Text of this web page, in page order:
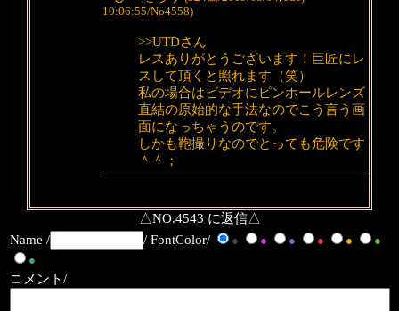
10:06:55/No4558)
>>UTDさん
レスありがとうございます！巨匠にレ
スして頂くと照れます（笑）
私の場合はビデオにピンホールレンズ
直結の原始的な手法なのでこう言う画
面になっちゃうのです。
しかも鞄撮りなのでとっても危険です
＾＾；
△NO.4543 に返信△
Name /
/ FontColor/ ● ● ● ● ●
●
●
コメント/